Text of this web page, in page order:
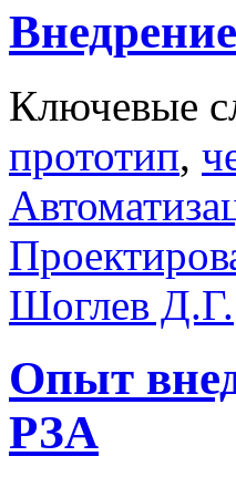
Ключевые
прототип,
Шоглев Д.Г.
Опыт
РЗА